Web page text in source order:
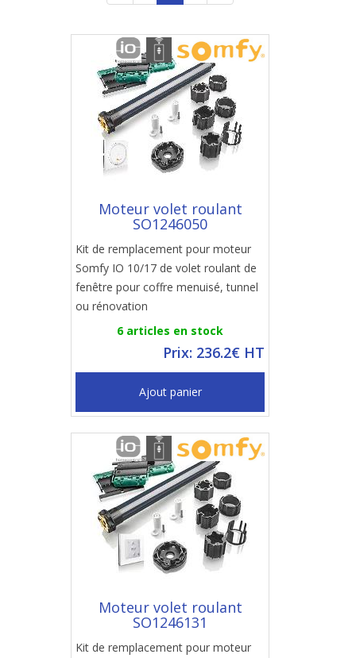
Moteur volet roulant
SO1246050
Kit de remplacement pour moteur
Somfy IO 10/17 de volet roulant de
fenêtre pour coffre menuisé, tunnel
ou rénovation
6 articles en stock
Prix: 236.2€ HT
Ajout panier
Moteur volet roulant
SO1246131
Kit de remplacement pour moteur